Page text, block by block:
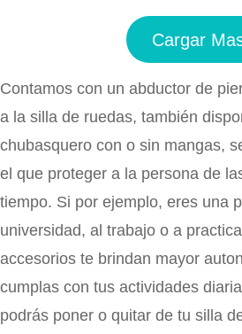
Cargar
Contamos con un abductor de
a la silla de ruedas, también
chubasquero con o sin mangas,
el que proteger a la persona de
tiempo. Si por ejemplo, eres una
universidad, al trabajo o a
accesorios te brindan mayor
cumplas con tus actividades
podrás poner o quitar de tu silla